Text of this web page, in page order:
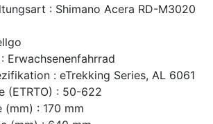
: Shimano Acera RD-M3020
Erwachsenenfahrrad
: eTrekking Series, AL 6061
(ETRTO) : 50-622
(mm) : 170 mm